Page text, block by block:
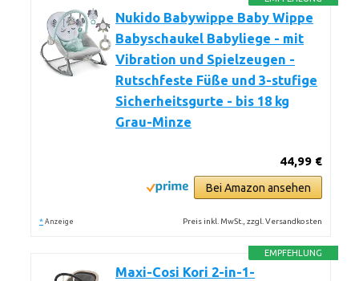
Nukido Babywippe Baby Wippe
Babyschaukel Babyliege - mit
Vibration und Spielzeugen -
Rutschfeste Füße und 3-stufige
Sicherheitsgurte - bis 18 kg
Grau-Minze
44,99 €
Bei Amazon ansehen
* Anzeige Preis inkl. MwSt., zzgl. Versandkosten
EMPFEHLUNG
Maxi-Cosi Kori 2-in-1-